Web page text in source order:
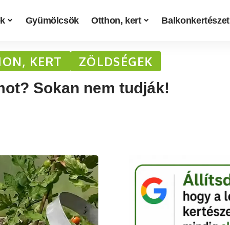
Gyümölcsök Otthon, kert Balkonkertészet
KERT ZÖLDSÉGEK
Sokan nem tudják!